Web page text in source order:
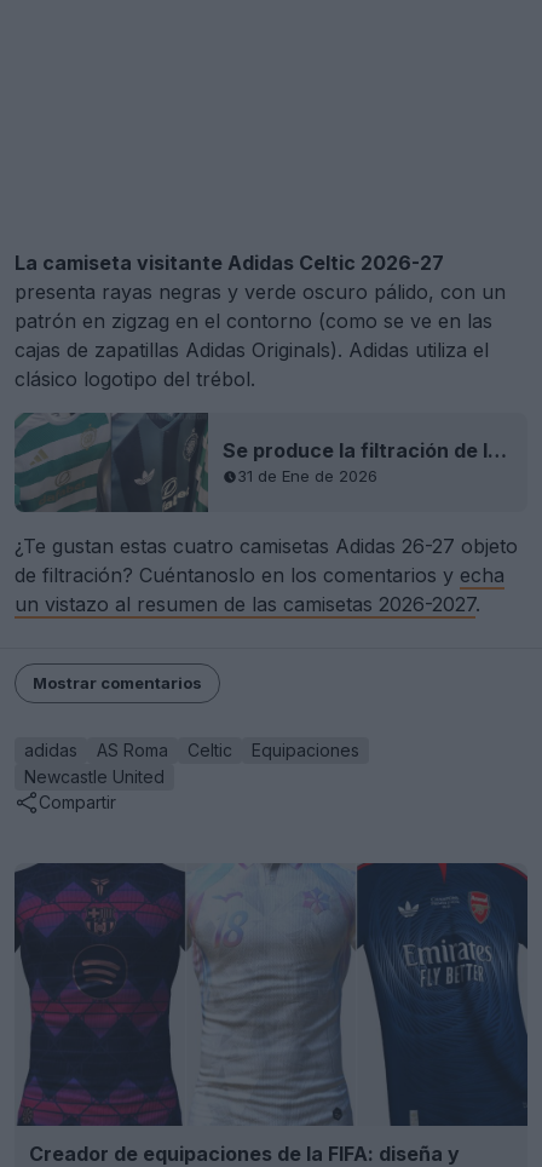
La camiseta visitante Adidas Celtic 2026-27
presenta rayas negras y verde oscuro pálido, con un
patrón en zigzag en el contorno (como se ve en las
cajas de zapatillas Adidas Originals). Adidas utiliza el
clásico logotipo del trébol.
Se produce la filtración de las camisetas locales y visitantes del Celtic 26-27
31 de Ene de 2026
¿Te gustan estas cuatro camisetas Adidas 26-27 objeto
de filtración? Cuéntanoslo en los comentarios y echa
un vistazo al resumen de las camisetas 2026-2027.
Mostrar comentarios
adidas AS Roma Celtic
Equipaciones
Newcastle United
Compartir
Creador de equipaciones de la FIFA: diseña y